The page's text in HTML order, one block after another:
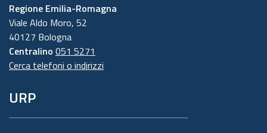
Regione Emilia-Romagna
Viale Aldo Moro, 52
40127 Bologna
Centralino 051 5271
Cerca telefoni o indirizzi
URP